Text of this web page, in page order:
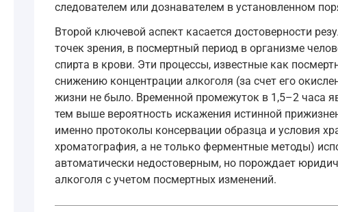
следователем или дознавателем в установленном
Второй ключевой аспект касается достоверности
точек зрения, в посмертный период в организме
спирта в крови. Эти процессы, известные как
снижению концентрации алкоголя (за счет его
жизни не было. Временной промежуток в 1,5–2 часа
тем выше вероятность искажения истинной
именно протоколы консервации образца и условия
хроматография, а не только ферментные методы)
автоматически недостоверным, но порождает
алкоголя с учетом посмертных изменений.